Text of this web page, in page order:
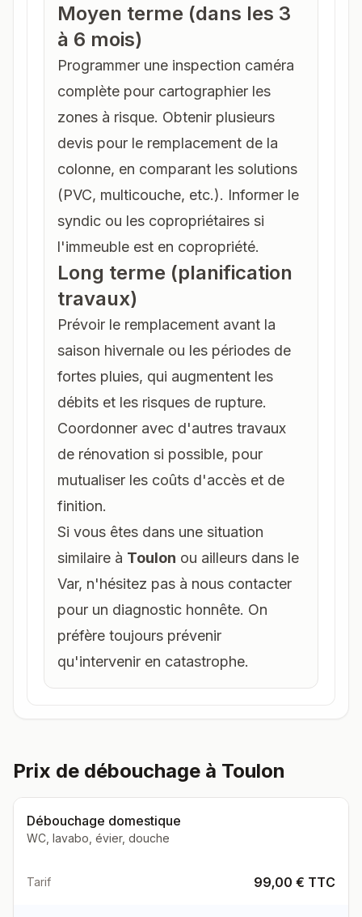
Moyen terme (dans les 3
à 6 mois)
Programmer une inspection caméra
complète pour cartographier les
zones à risque. Obtenir plusieurs
devis pour le remplacement de la
colonne, en comparant les solutions
(PVC, multicouche, etc.). Informer le
syndic ou les copropriétaires si
l'immeuble est en copropriété.
Long terme (planification
travaux)
Prévoir le remplacement avant la
saison hivernale ou les périodes de
fortes pluies, qui augmentent les
débits et les risques de rupture.
Coordonner avec d'autres travaux
de rénovation si possible, pour
mutualiser les coûts d'accès et de
finition.
Si vous êtes dans une situation
similaire à Toulon ou ailleurs dans le
Var, n'hésitez pas à nous contacter
pour un diagnostic honnête. On
préfère toujours prévenir
qu'intervenir en catastrophe.
Prix de débouchage à Toulon
Débouchage domestique
WC, lavabo, évier, douche
Tarif 99,00 € TTC